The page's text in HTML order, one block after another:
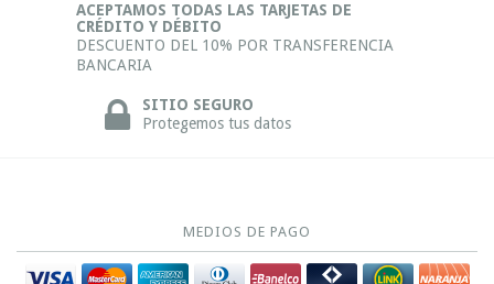
ACEPTAMOS TODAS LAS TARJETAS DE
CRÉDITO Y DÉBITO
DESCUENTO DEL 10% POR TRANSFERENCIA
BANCARIA
SITIO SEGURO
Protegemos tus datos
MEDIOS DE PAGO